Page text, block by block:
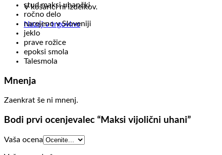
V košarici ni izdelkov.
Nazaj v trgovino
stud maksi uhančki
ročno delo
narejeno v Sloveniji
jeklo
prave rožice
epoksi smola
Talesmola
Mnenja
Zaenkrat še ni mnenj.
Bodi prvi ocenjevalec “Maksi vijolični uhani”
Vaša ocena